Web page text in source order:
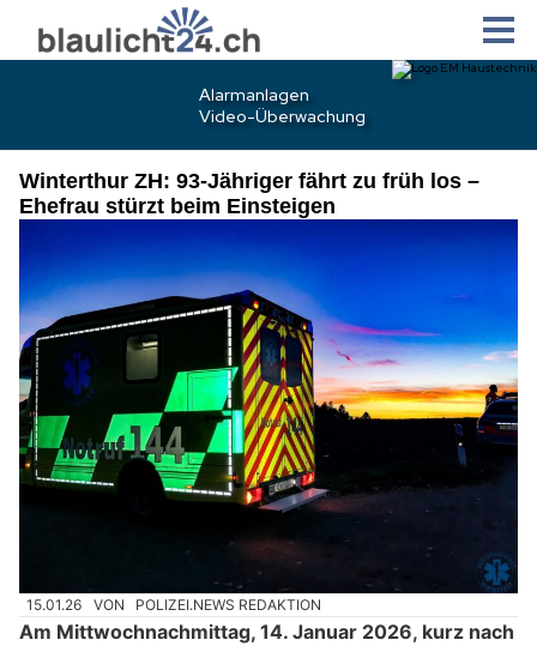
Winterthur ZH: 93-Jähriger fährt zu früh los –
Ehefrau stürzt beim Einsteigen
15.01.26 VON POLIZEI.NEWS REDAKTION
Am Mittwochnachmittag, 14. Januar 2026, kurz nach